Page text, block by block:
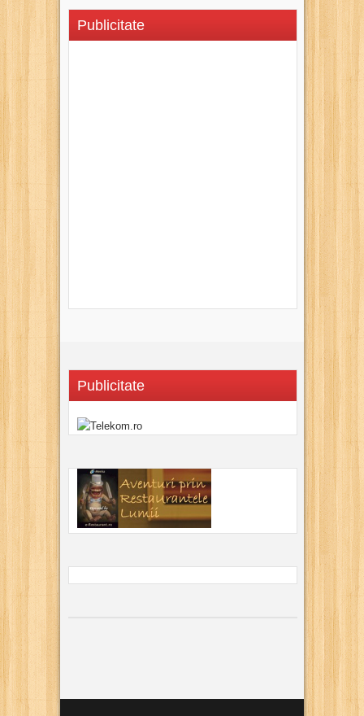
Publicitate
Publicitate